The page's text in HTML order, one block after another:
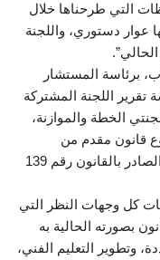
التي طرحناها خلال
عوار دستوري، واللجنة
برئاسة المستشار
تقرير اللجنة المشتركة
الخطة والموازنة،
قانون مقدم من
الحكومة بتعديل بعض أحكام قانون التعليم الصادر بالقانون رقم 139
كل وجهات النظر التي
بصورته الحالية به
وتطوير التعليم الفني،